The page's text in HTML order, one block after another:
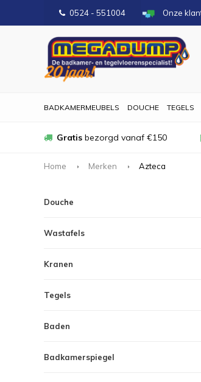
0524 - 551004 Onze
BADKAMERMEUBELS DOUCHE TEGELS
Gratis bezorgd vanaf €150
Home Merken Azteca
Douche
Wastafels
Kranen
Tegels
Baden
Badkamerspiegel